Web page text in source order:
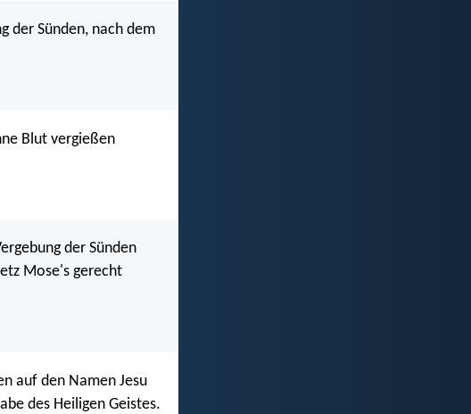
der Sünden, nach dem
Blut vergießen
der Sünden
Mose's gerecht
auf den Namen Jesu
des Heiligen Geistes.